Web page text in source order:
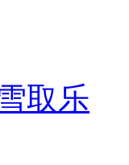
取乐